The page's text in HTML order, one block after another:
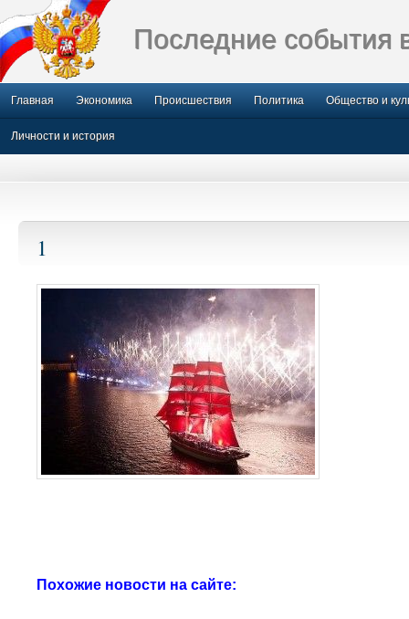
Последние события
Главная Экономика Происшествия Политика Общество и
Личности и история
1
Похожие новости на сайте: